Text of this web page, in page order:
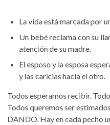
La vida está marcada por
Un bebé reclama con su
atención de su madre.
El esposo y la esposa
y las caricias hacia el otro.
Todos esperamos recibir.
Todos queremos ser
DANDO. Hay en cada pecho